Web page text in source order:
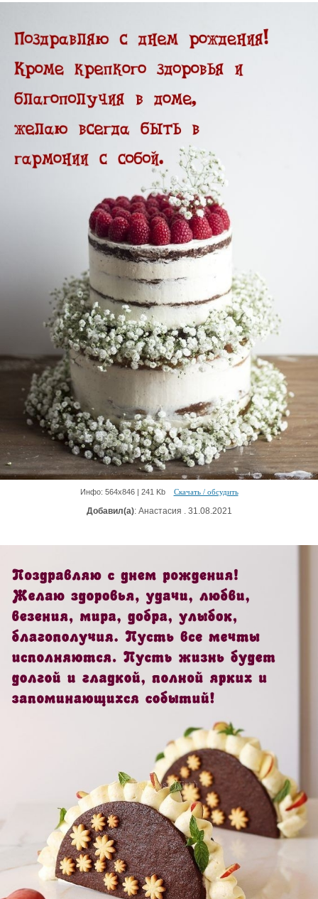
Инфо: 564х846 | 241 Kb Скачать / обсудить
Добавил(а): Анастасия . 31.08.2021